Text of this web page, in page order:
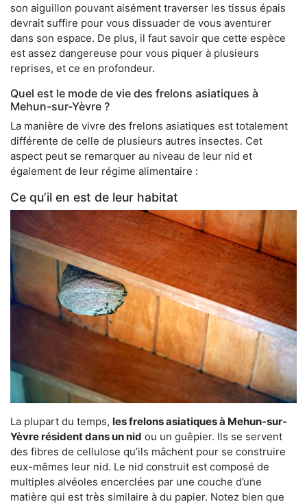
son aiguillon pouvant aisément traverser les tissus épais
devrait suffire pour vous dissuader de vous aventurer
dans son espace. De plus, il faut savoir que cette espèce
est assez dangereuse pour vous piquer à plusieurs
reprises, et ce en profondeur.
Quel est le mode de vie des frelons asiatiques à
Mehun-sur-Yèvre ?
La manière de vivre des frelons asiatiques est totalement
différente de celle de plusieurs autres insectes. Cet
aspect peut se remarquer au niveau de leur nid et
également de leur régime alimentaire :
Ce qu’il en est de leur habitat
La plupart du temps, les frelons asiatiques à Mehun-sur-
Yèvre résident dans un nid ou un guêpier. Ils se servent
des fibres de cellulose qu’ils mâchent pour se construire
eux-mêmes leur nid. Le nid construit est composé de
multiples alvéoles encerclées par une couche d’une
matière qui est très similaire à du papier. Notez bien que